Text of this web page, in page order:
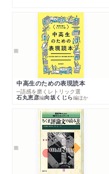
中高生のための表現読本
─語感を磨くレトリック選
石丸恵彦編向坂くじら編ほか